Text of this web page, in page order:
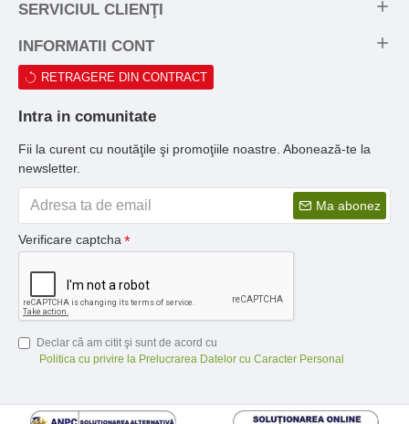
SERVICIUL CLIENŢI
INFORMATII CONT
RETRAGERE DIN CONTRACT
Intra in comunitate
Fii la curent cu noutăţile şi promoţiile noastre. Abonează-te la
newsletter.
Ma abonez
Verificare captcha
Declar că am citit şi sunt de acord cu
Politica cu privire la Prelucrarea Datelor cu Caracter Personal